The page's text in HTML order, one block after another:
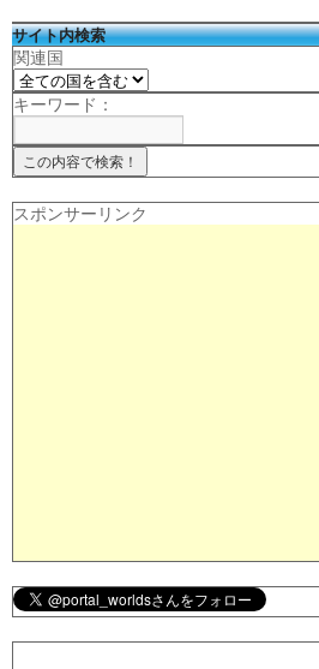
サイト内検索
関連国
キーワード：
スポンサーリンク